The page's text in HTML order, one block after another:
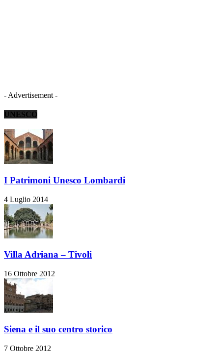
- Advertisement -
UNESCO
I Patrimoni Unesco Lombardi
4 Luglio 2014
Villa Adriana – Tivoli
16 Ottobre 2012
Siena e il suo centro storico
7 Ottobre 2012